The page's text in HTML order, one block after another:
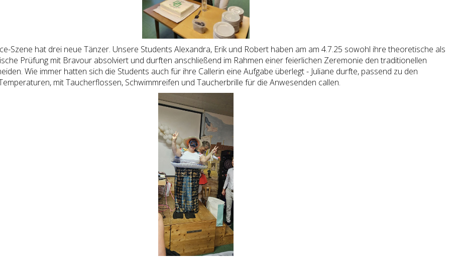
Szene hat drei neue Tänzer. Unsere Students Alexandra, Erik und Robert haben am am 4.7.25 sowohl ihre theoretische als
Prüfung mit Bravour absolviert und durften anschließend im Rahmen einer feierlichen Zeremonie den traditionellen
Wie immer hatten sich die Students auch für ihre Callerin eine Aufgabe überlegt - Juliane durfte, passend zu den
mit Taucherflossen, Schwimmreifen und Taucherbrille für die Anwesenden callen.